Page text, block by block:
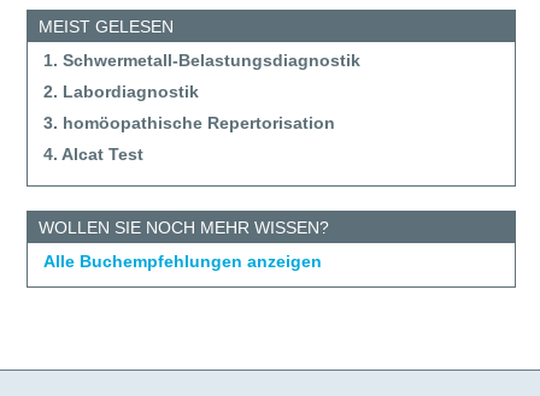
MEIST GELESEN
1. Schwermetall-Belastungsdiagnostik
2. Labordiagnostik
3. homöopathische Repertorisation
4. Alcat Test
WOLLEN SIE NOCH MEHR WISSEN?
Alle Buchempfehlungen anzeigen